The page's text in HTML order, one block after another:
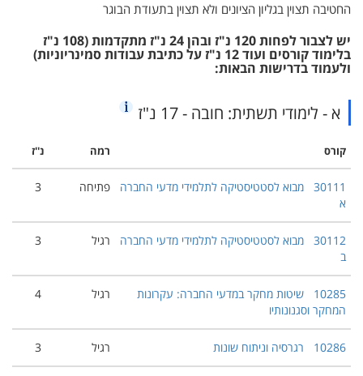
החטיבה תצוין בגליון הציונים ולא תצוין בתעודת הבוגר
יש לצבור לפחות 120 נ"ז ובהן 24 נ"ז מתקדמות (108 נ"ז
בלימוד קורסים ועוד 12 נ"ז על כתיבת עבודות סמינריוניות)
ולעמוד בדרישות הבאות:
א - לימודי תשתית: חובה - 17 נ"ז
קורס רמה נ''ז
30111 מבוא לסטטיסטיקה לתלמידי מדעי החברה
א
פתיחה 3
30112 מבוא לסטטיסטיקה לתלמידי מדעי החברה
ב
רגיל 3
10285 שיטות מחקר במדעי החברה: עקרונות
המחקר וסגנונותיו
רגיל 4
10286 רגרסיה וניתוח שונות רגיל 3